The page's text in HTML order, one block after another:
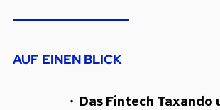
AUF EINEN BLICK
Das Fintech Taxando